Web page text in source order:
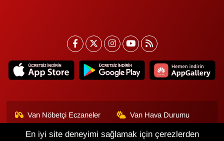
Van Nöbetçi Eczaneler Van Hava Durumu
Van Namaz Vakitleri
Van Trafik Yoğunluk
En iyi site deneyimi sağlamak için çerezlerden